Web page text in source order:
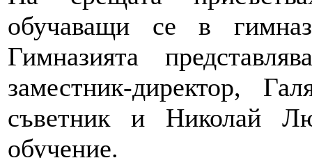
обучаващи се в
Гимназията
заместник-директор,
съветник и Николай
обучение.